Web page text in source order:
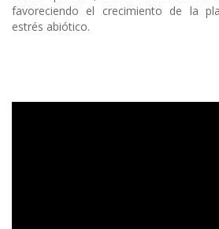
favoreciendo el crecimiento de la
estrés abiótico.